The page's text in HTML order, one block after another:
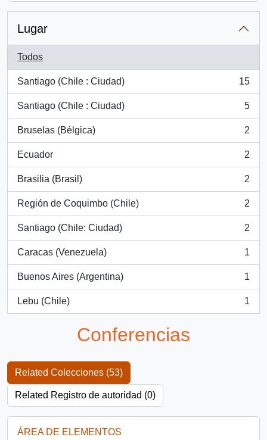
Lugar
Todos
Santiago (Chile : Ciudad)
, 15 resultados
15
Santiago (Chile : Ciudad)
, 5 resultados
5
Bruselas (Bélgica)
, 2 resultados
2
Ecuador
, 2 resultados
2
Brasilia (Brasil)
, 2 resultados
2
Región de Coquimbo (Chile)
, 2 resultados
2
Santiago (Chile: Ciudad)
, 2 resultados
2
Caracas (Venezuela)
, 1 resultados
1
Buenos Aires (Argentina)
, 1 resultados
1
Lebu (Chile)
, 1 resultados
1
Conferencias
Related Colecciones (53)
Related Registro de autoridad (0)
ÁREA DE ELEMENTOS